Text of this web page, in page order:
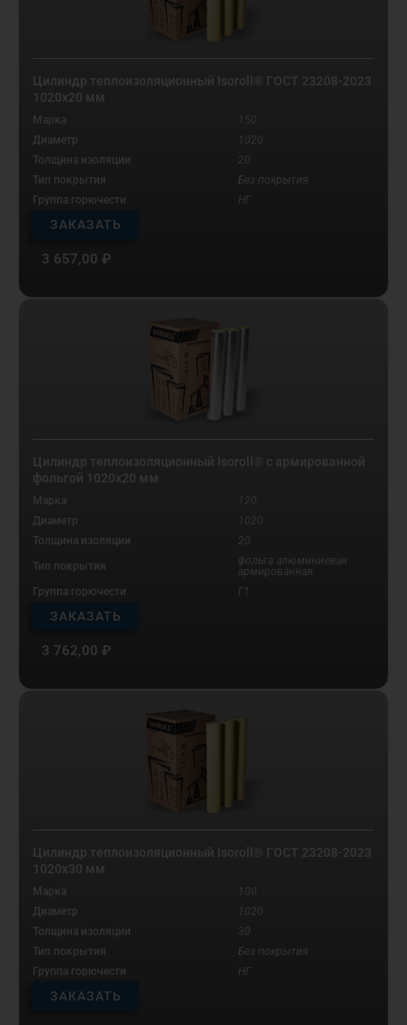
Цилиндр теплоизоляционный Isoroll® ГОСТ 23208-2023
1020х20 мм
Марка
150
Диаметр
1020
Толщина изоляции
20
Тип покрытия
Без покрытия
Группа горючести
НГ
ЗАКАЗАТЬ
3 657,00 ₽
Цилиндр теплоизоляционный Isoroll® с армированной
фольгой 1020х20 мм
Марка
120
Диаметр
1020
Толщина изоляции
20
Тип покрытия
фольга алюминиевая
армированная
Группа горючести
Г1
ЗАКАЗАТЬ
3 762,00 ₽
Цилиндр теплоизоляционный Isoroll® ГОСТ 23208-2023
1020х30 мм
Марка
100
Диаметр
1020
Толщина изоляции
30
Тип покрытия
Без покрытия
Группа горючести
НГ
ЗАКАЗАТЬ